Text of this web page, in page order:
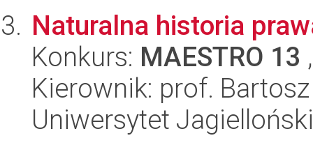
Naturalna historia
Konkurs: MAESTRO 13
Kierownik: prof. Bartosz
Uniwersytet